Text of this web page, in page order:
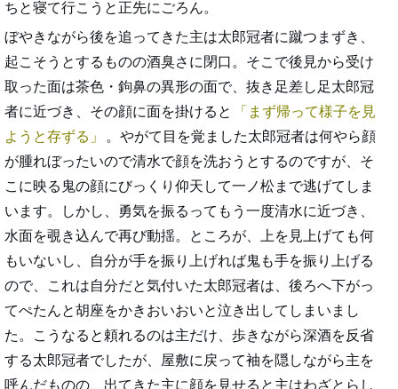
ちと寝て行こうと正先にごろん。
ぼやきながら後を追ってきた主は太郎冠者に蹴つまずき、
起こそうとするものの酒臭さに閉口。そこで後見から受け
取った面は茶色・鉤鼻の異形の面で、抜き足差し足太郎冠
者に近づき、その顔に面を掛けると
まず帰って様子を見
ようと存ずる
。やがて目を覚ました太郎冠者は何やら顔
が腫れぼったいので清水で顔を洗おうとするのですが、そ
こに映る鬼の顔にびっくり仰天して一ノ松まで逃げてしま
います。しかし、勇気を振るってもう一度清水に近づき、
水面を覗き込んで再び動揺。ところが、上を見上げても何
もいないし、自分が手を振り上げれば鬼も手を振り上げる
ので、これは自分だと気付いた太郎冠者は、後ろへ下がっ
てぺたんと胡座をかきおいおいと泣き出してしまいまし
た。こうなると頼れるのは主だけ、歩きながら深酒を反省
する太郎冠者でしたが、屋敷に戻って袖を隠しながら主を
呼んだものの、出てきた主に顔を見せると主はわざとらし